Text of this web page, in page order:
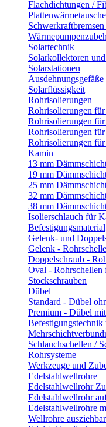
Flachdichtungen /
Solartechnik
Solarkollektoren
Solarstationen
Ausdehnungsgefäße
Solarflüssigkeit
Rohrisolierungen
Rohrisolierungen
Rohrisolierungen
Rohrisolierungen
Rohrisolierungen
Kamin
13 mm
19 mm
25 mm
32 mm
38 mm
Isolierschlauch für
Befestigungsmaterial
Gelenk- und
Gelenk -
Doppelschraub -
Oval - Rohrschellen
Stockschrauben
Dübel
Standard - Dübel
Premium - Dübel
Schlauchschellen /
Rohrsysteme
Werkzeuge und
Edelstahlwellrohre
Edelstahlwellrohr
Edelstahlwellrohr
Edelstahlwellrohre
Wellrohre ausziehbar